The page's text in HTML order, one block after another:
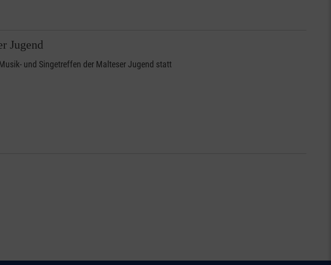
Jugend
und Singetreffen der Malteser Jugend statt